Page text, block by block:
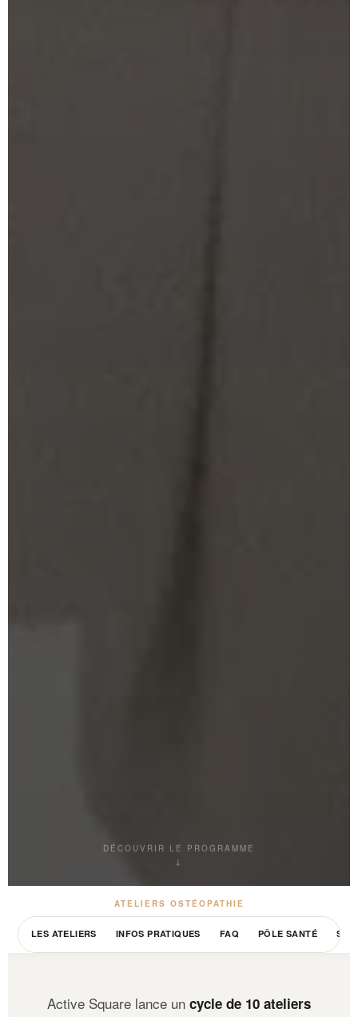
DÉCOUVRIR LE PROGRAMME
↓
ATELIERS OSTÉOPATHIE
LES ATELIERS INFOS PRATIQUES FAQ PÔLE SANTÉ
Active Square lance un cycle de 10 ateliers